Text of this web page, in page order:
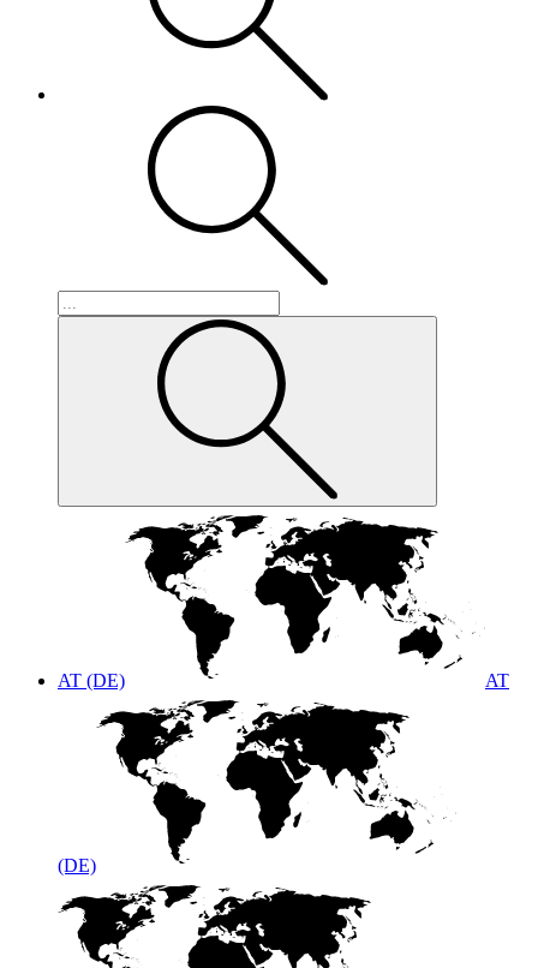
AT (DE) AT
(DE)